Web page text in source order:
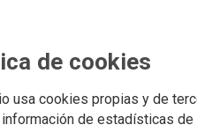
de cookies
usa cookies propias y de
de estadísticas
Proyectos Formación
COLECTIVA